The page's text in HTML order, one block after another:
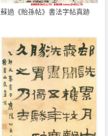
蘇過《貽孫帖》書法字帖真跡